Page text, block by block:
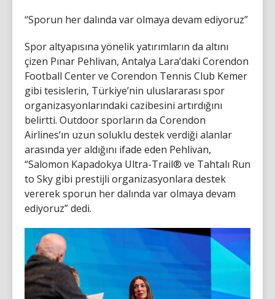
“Sporun her dalında var olmaya devam ediyoruz”
Spor altyapısına yönelik yatırımların da altını
çizen Pınar Pehlivan, Antalya Lara’daki Corendon
Football Center ve Corendon Tennis Club Kemer
gibi tesislerin, Türkiye’nin uluslararası spor
organizasyonlarındaki cazibesini artırdığını
belirtti. Outdoor sporların da Corendon
Airlines’ın uzun soluklu destek verdiği alanlar
arasında yer aldığını ifade eden Pehlivan,
“Salomon Kapadokya Ultra-Trail® ve Tahtalı Run
to Sky gibi prestijli organizasyonlara destek
vererek sporun her dalında var olmaya devam
ediyoruz” dedi.